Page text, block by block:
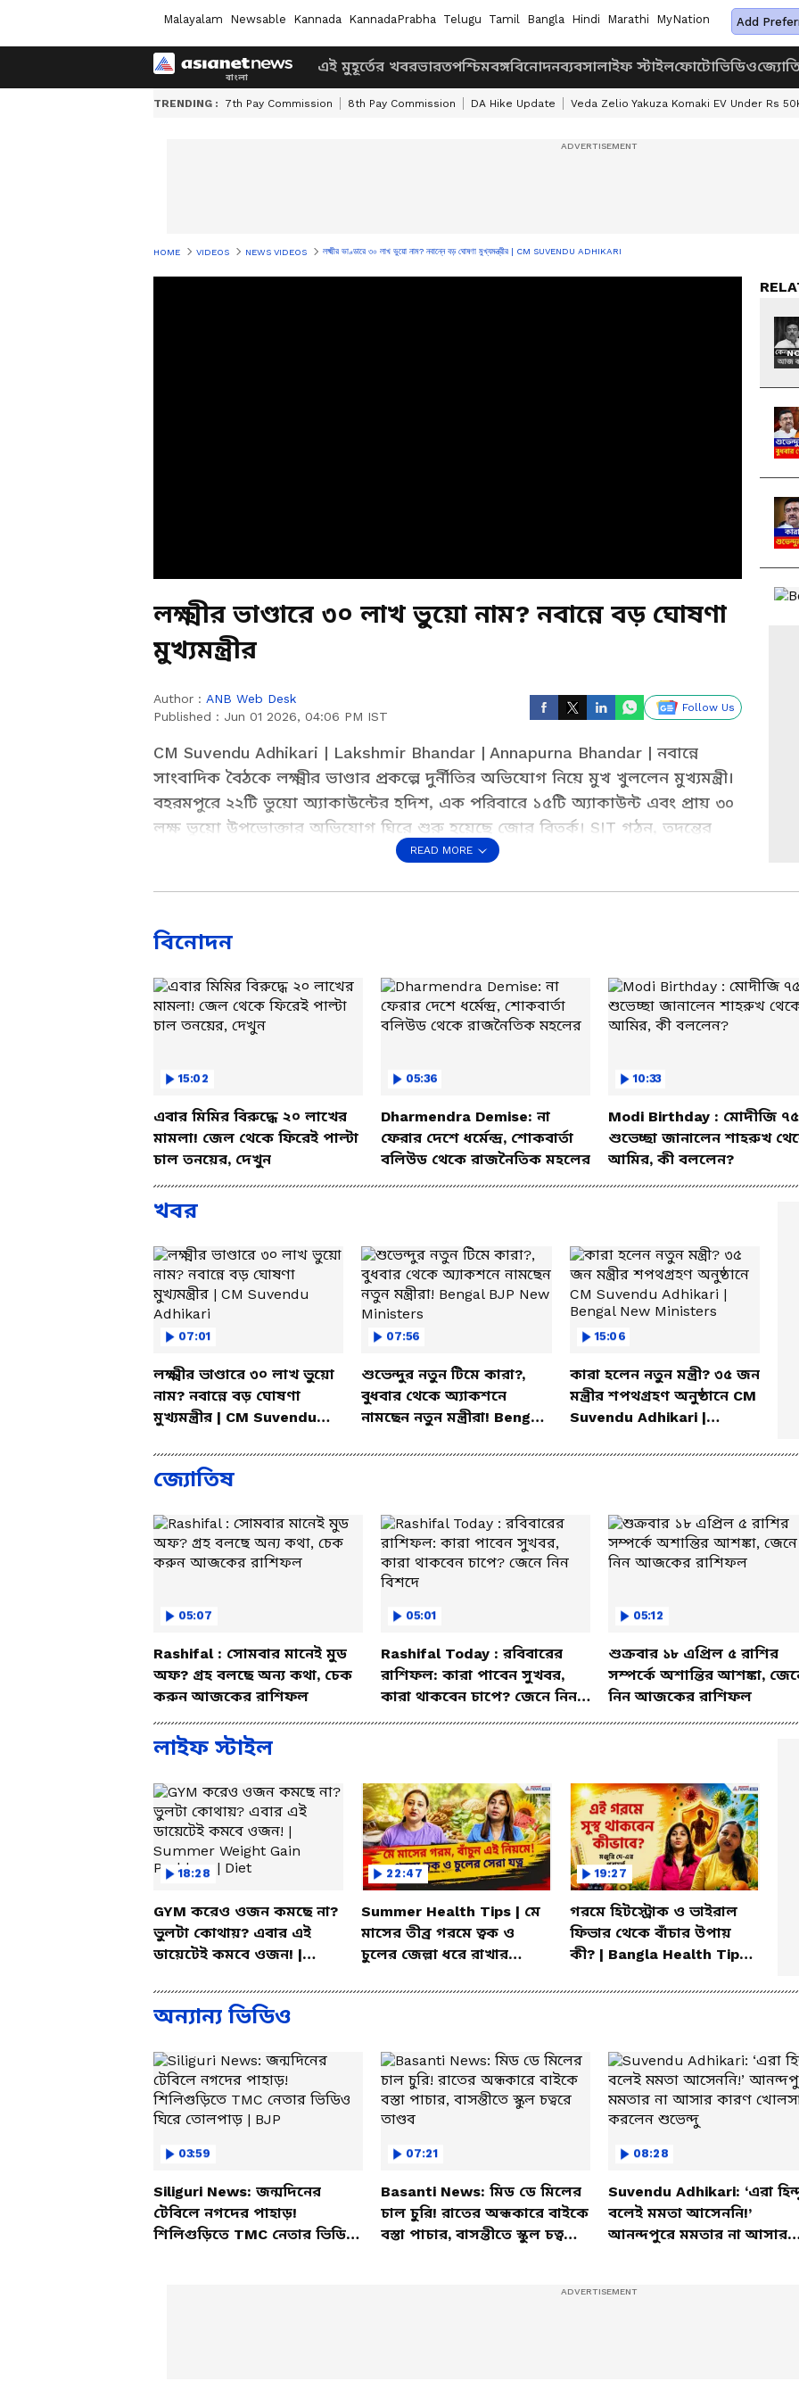
Malayalam Newsable Kannada KannadaPrabha Telugu Tamil Bangla Hindi Marathi MyNation Add
এই মুহূর্তের খবরভারতপশ্চিমবঙ্গবিনোদনব্যবসালাইফ স্টাইলফোটোভিডিও
TRENDING : 7th Pay Commission 8th Pay Commission DA Hike Update Veda Zelio Yakuza Komaki EV Under Rs
HOME VIDEOS NEWS VIDEOS লক্ষ্মীর ভাণ্ডারে ৩০ লাখ ভুয়ো নাম? নবান্নে বড় ঘোষণা মুখ্যমন্ত্রীর | CM SUVENDU ADHIKARI
লক্ষ্মীর ভাণ্ডারে ৩০ লাখ ভুয়ো নাম? নবান্নে বড় ঘোষণা
মুখ্যমন্ত্রীর
Author : ANB Web Desk
Published : Jun 01 2026, 04:06 PM IST
Follow Us
CM Suvendu Adhikari | Lakshmir Bhandar | Annapurna Bhandar | নবান্নে
সাংবাদিক বৈঠকে লক্ষ্মীর ভাণ্ডার প্রকল্পে দুর্নীতির অভিযোগ নিয়ে মুখ খুললেন মুখ্যমন্ত্রী।
বহরমপুরে ২২টি ভুয়ো অ্যাকাউন্টের হদিশ, এক পরিবারে ১৫টি অ্যাকাউন্ট এবং প্রায় ৩০
লক্ষ ভুয়ো উপভোক্তার অভিযোগ ঘিরে শুরু হয়েছে জোর বিতর্ক। SIT গঠন, তদন্তের
অগ্রগতি এবং এই বিতর্কের সমস্ত গুরুত্বপূর্ণ তথ্য জানুন এই ভিডিওতে।
READ MORE
বিনোদন
15:02
এবার মিমির বিরুদ্ধে ২০ লাখের
মামলা! জেল থেকে ফিরেই পাল্টা
চাল তনয়ের, দেখুন
05:36
Dharmendra Demise: না
ফেরার দেশে ধর্মেন্দ্র, শোকবার্তা
বলিউড থেকে রাজনৈতিক মহলের
10:33
Modi Birthday : মোদীজি
শুভেচ্ছা জানালেন শাহরুখ
আমির, কী বললেন?
খবর
07:01
লক্ষ্মীর ভাণ্ডারে ৩০ লাখ ভুয়ো
নাম? নবান্নে বড় ঘোষণা
মুখ্যমন্ত্রীর | CM Suvendu
07:56
শুভেন্দুর নতুন টিমে কারা?,
বুধবার থেকে অ্যাকশনে
নামছেন নতুন মন্ত্রীরা! Bengal
15:06
কারা হলেন নতুন মন্ত্রী? ৩৫ জন
মন্ত্রীর শপথগ্রহণ অনুষ্ঠানে CM
Suvendu Adhikari |
জ্যোতিষ
05:07
Rashifal : সোমবার মানেই মুড
অফ? গ্রহ বলছে অন্য কথা, চেক
করুন আজকের রাশিফল
05:01
Rashifal Today : রবিবারের
রাশিফল: কারা পাবেন সুখবর,
কারা থাকবেন চাপে? জেনে নিন
বিশদে
05:12
শুক্রবার ১৮ এপ্রিল ৫ রাশির
সম্পর্কে অশান্তির আশঙ্কা,
নিন আজকের রাশিফল
লাইফ স্টাইল
18:28
GYM করেও ওজন কমছে না?
ভুলটা কোথায়? এবার এই
ডায়েটেই কমবে ওজন! |
Problem | Diet
22:47
Summer Health Tips | মে
মাসের তীব্র গরমে ত্বক ও
চুলের জেল্লা ধরে রাখার
19:27
গরমে হিটস্ট্রোক ও ভাইরাল
ফিভার থেকে বাঁচার উপায়
কী? | Bangla Health Tips |
অন্যান্য ভিডিও
03:59
Siliguri News: জন্মদিনের
টেবিলে নগদের পাহাড়!
শিলিগুড়িতে TMC নেতার ভিডিও
07:21
Basanti News: মিড ডে মিলের
চাল চুরি! রাতের অন্ধকারে বাইকে
বস্তা পাচার, বাসন্তীতে স্কুল চত্বরে
08:28
Suvendu Adhikari: ‘এরা
বলেই মমতা আসেননি!’
আনন্দপুরে মমতার না আসার